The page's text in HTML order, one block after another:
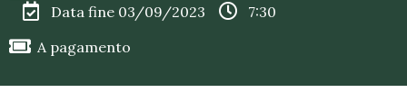
Data fine 03/09/2023
7:30
A pagamento